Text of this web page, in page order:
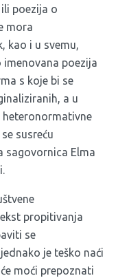
poezija o
mora
kao i u svemu,
poezija
s koje bi se
a u
heteronormativne
susreću
sagovornica Elma
propitivanja
se
je teško naći
moći prepoznati